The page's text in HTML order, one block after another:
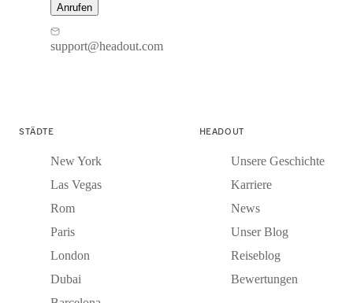
Anrufen
support@headout.com
STÄDTE
New York
Las Vegas
Rom
Paris
London
Dubai
HEADOUT
Unsere Geschichte
Karriere
News
Unser Blog
Reiseblog
Bewertungen